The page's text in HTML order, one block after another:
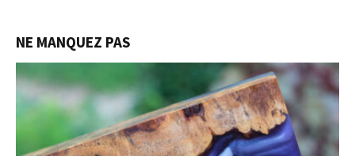
NE MANQUEZ PAS